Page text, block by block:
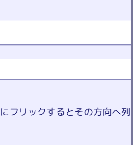
フリックするとその方向へ列